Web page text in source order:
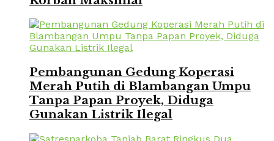
Pembangunan Gedung Koperasi
Merah Putih di Blambangan Umpu
Tanpa Papan Proyek, Diduga
Gunakan Listrik Ilegal